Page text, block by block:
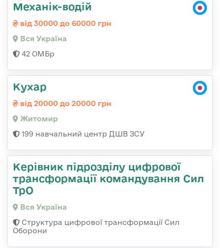
Механік-водій
від 30000 до 60000 грн
Вся Україна
42 ОМБр
Кухар
від 20000 до 20000 грн
Житомир
199 навчальний центр ДШВ ЗСУ
Керівник підрозділу цифрової
трансформації командування Сил
ТрО
Вся Україна
Структура цифрової трансформації Сил
Оборони